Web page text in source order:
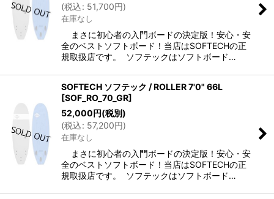
(税込: 51,700円)
在庫なし
まさに初心者の入門ボードの決定版！安心・安
全のベストソフトボード！当店はSOFTECHの正
規取扱店です。 ソフテックはソフトボード…
SOFTECH ソフテック / ROLLER 7'0" 66L
[SOF_RO_70_GR]
52,000円(税別)
(税込: 57,200円)
在庫なし
まさに初心者の入門ボードの決定版！安心・安
全のベストソフトボード！当店はSOFTECHの正
規取扱店です。 ソフテックはソフトボード…